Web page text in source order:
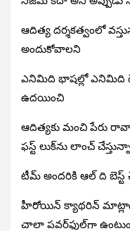
ఆదిత్య దర్శకత్వంలో
అందుకోవాలని
ఎనిమిది భాషల్లో ఎనిమిది
ఉదయించి
ఆదిత్యకు మంచి పేరు
ఫస్ట్‌ లుక్‌ను లాంచ్‌
టీమ్‌ అందరికి ఆల్‌ ది బెస్ట్‌
హీరోయిన్‌ క్యాథరిన్‌
చాలా పవర్‌ఫుల్‌గా